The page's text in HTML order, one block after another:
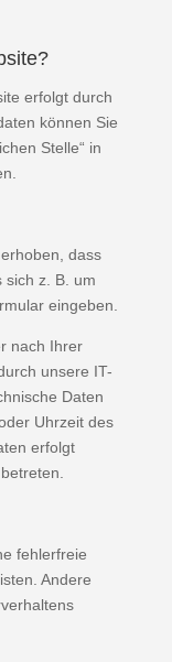
erfolgt durch
können Sie
Stelle“ in
dass
sich z. B. um
eingeben.
nach Ihrer
unsere IT-
Daten
Uhrzeit des
erfolgt
fehlerfreie
Andere